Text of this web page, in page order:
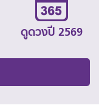
ดูดวงปี 2569